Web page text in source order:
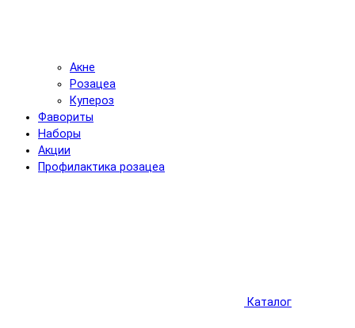
Акне
Розацеа
Купероз
Фавориты
Наборы
Акции
Профилактика розацеа
Каталог